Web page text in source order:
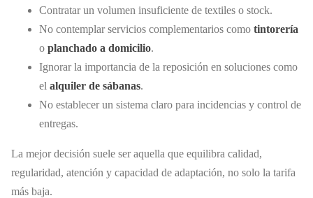
Contratar un volumen insuficiente de textiles o stock.
No contemplar servicios complementarios como tintorería
o planchado a domicilio.
Ignorar la importancia de la reposición en soluciones como
el alquiler de sábanas.
No establecer un sistema claro para incidencias y control de
entregas.
La mejor decisión suele ser aquella que equilibra calidad,
regularidad, atención y capacidad de adaptación, no solo la tarifa
más baja.